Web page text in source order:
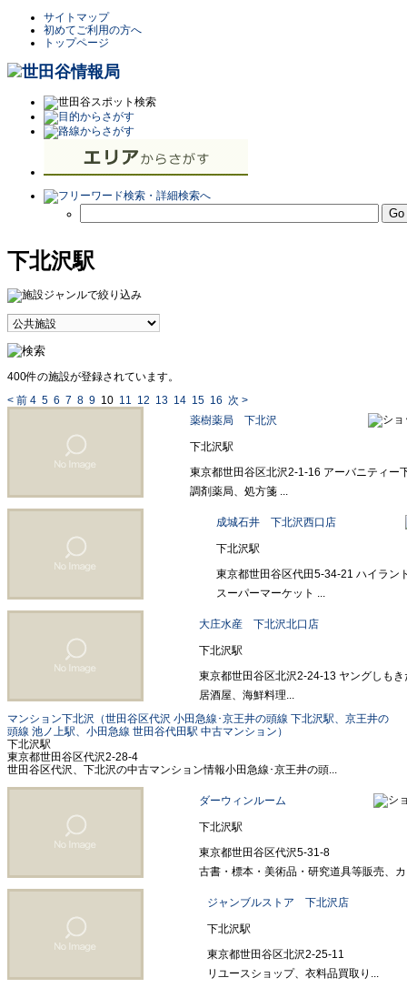
サイトマップ
初めてご利用の方へ
トップページ
下北沢駅
400件の施設が登録されています。
< 前 4 5 6 7 8 9 10 11 12 13 14 15 16 次 >
薬樹薬局 下北沢
下北沢駅
東京都世田谷区北沢2-1-16 アーバニティー
調剤薬局、処方箋 ...
成城石井 下北沢西口店
下北沢駅
東京都世田谷区代田5-34-21 ハイラン
スーパーマーケット ...
大庄水産 下北沢北口店
下北沢駅
東京都世田谷区北沢2-24-13 ヤングしもき
居酒屋、海鮮料理...
マンション下北沢（世田谷区代沢 小田急線･京王井の頭線 下北沢駅、京王井の
頭線 池ノ上駅、小田急線 世田谷代田駅 中古マンション）
下北沢駅
東京都世田谷区代沢2-28-4
世田谷区代沢、下北沢の中古マンション情報小田急線･京王井の頭...
ダーウィンルーム
下北沢駅
東京都世田谷区代沢5-31-8
古書・標本・美術品・研究道具等販売、
ジャンブルストア 下北沢店
下北沢駅
東京都世田谷区北沢2-25-11
リユースショップ、衣料品買取り...